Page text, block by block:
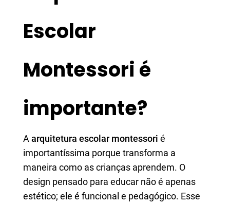
Escolar
Montessori é
importante?
A arquitetura escolar montessori é
importantíssima porque transforma a
maneira como as crianças aprendem. O
design pensado para educar não é apenas
estético; ele é funcional e pedagógico. Esse